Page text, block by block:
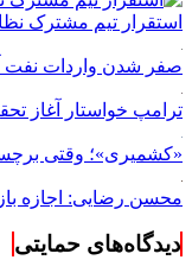
استقرار تیم مشترک
صفر شدن واردات نفت
ترامپ خواستار آغاز
«کشمیری»؛ وقتی
محسن رضایی: اجازه
دیدگاه‌های حمایتی